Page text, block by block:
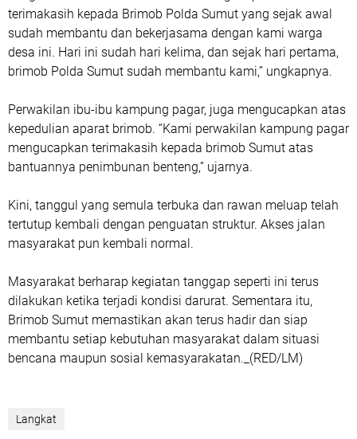
terimakasih kepada Brimob Polda Sumut yang sejak awal
sudah membantu dan bekerjasama dengan kami warga
desa ini. Hari ini sudah hari kelima, dan sejak hari pertama,
brimob Polda Sumut sudah membantu kami,” ungkapnya.
Perwakilan ibu-ibu kampung pagar, juga mengucapkan atas
kepedulian aparat brimob. “Kami perwakilan kampung pagar
mengucapkan terimakasih kepada brimob Sumut atas
bantuannya penimbunan benteng,” ujarnya.
Kini, tanggul yang semula terbuka dan rawan meluap telah
tertutup kembali dengan penguatan struktur. Akses jalan
masyarakat pun kembali normal.
Masyarakat berharap kegiatan tanggap seperti ini terus
dilakukan ketika terjadi kondisi darurat. Sementara itu,
Brimob Sumut memastikan akan terus hadir dan siap
membantu setiap kebutuhan masyarakat dalam situasi
bencana maupun sosial kemasyarakatan._(RED/LM)
Langkat